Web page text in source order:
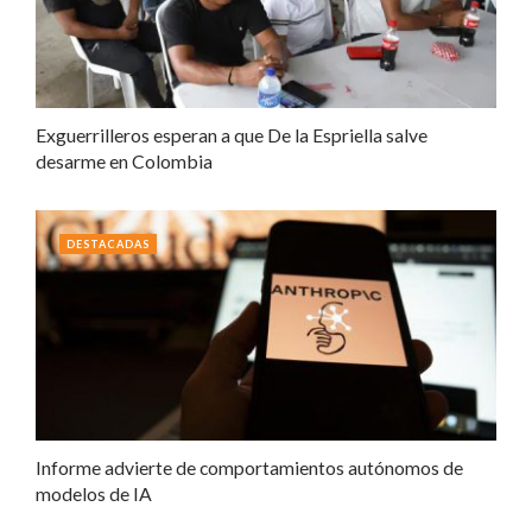
Exguerrilleros esperan a que De la Espriella salve
desarme en Colombia
Informe advierte de comportamientos autónomos de
modelos de IA
DESTACADAS